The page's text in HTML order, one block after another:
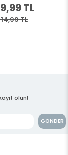
TL
TL
olun!
GÖNDER